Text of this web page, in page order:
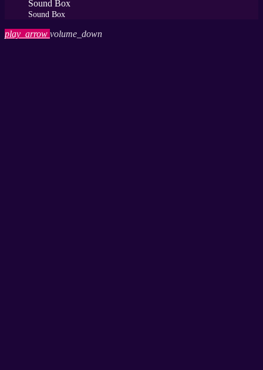
Sound Box
Sound Box
play_arrow volume_down